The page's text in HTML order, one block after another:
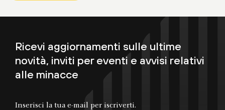
Ricevi aggiornamenti sulle ultime
novità, inviti per eventi e avvisi relativi
alle minacce